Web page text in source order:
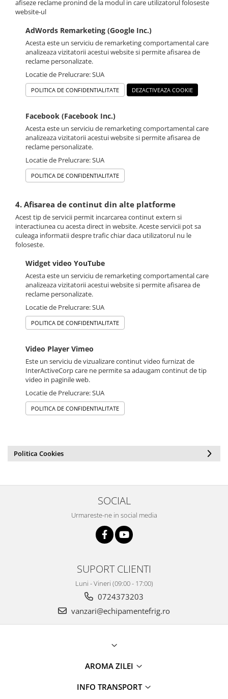
afiseze reclame pronind de la modul in care utilizatorul foloseste
website-ul
AdWords Remarketing (Google Inc.)
Acesta este un serviciu de remarketing comportamental care
analizeaza vizitatorii acestui website si permite afisarea de
reclame personalizate.
Locatie de Prelucrare: SUA
POLITICA DE CONFIDENTIALITATE DEZACTIVEAZA COOKIE
Facebook (Facebook Inc.)
Acesta este un serviciu de remarketing comportamental care
analizeaza vizitatorii acestui website si permite afisarea de
reclame personalizate.
Locatie de Prelucrare: SUA
POLITICA DE CONFIDENTIALITATE
4. Afisarea de continut din alte platforme
Acest tip de servicii permit incarcarea continut extern si
interactiunea cu acesta direct in website. Aceste servicii pot sa
culeaga informatii despre trafic chiar daca utilizatorul nu le
foloseste.
Widget video YouTube
Acesta este un serviciu de remarketing comportamental care
analizeaza vizitatorii acestui website si permite afisarea de
reclame personalizate.
Locatie de Prelucrare: SUA
POLITICA DE CONFIDENTIALITATE
Video Player Vimeo
Este un serviciu de vizualizare continut video furnizat de
InterActiveCorp care ne permite sa adaugam continut de tip
video in paginile web.
Locatie de Prelucrare: SUA
POLITICA DE CONFIDENTIALITATE
Politica Cookies
SOCIAL
Urmareste-ne in social media
SUPORT CLIENTI
Luni - Vineri (09:00 - 17:00)
0724373203
vanzari@echipamentefrig.ro
AROMA ZILEI
INFO TRANSPORT